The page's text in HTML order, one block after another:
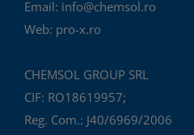
Email: info@chemsol.ro
Web: pro-x.ro
CHEMSOL GROUP SRL
CIF: RO18619957;
Reg. Com.: J40/6969/2006